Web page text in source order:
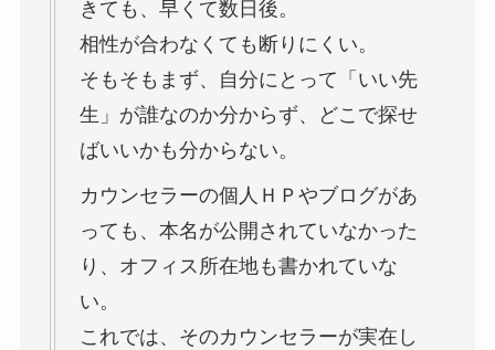
きても、早くて数日後。
相性が合わなくても断りにくい。
そもそもまず、自分にとって「いい先
生」が誰なのか分からず、どこで探せ
ばいいかも分からない。
カウンセラーの個人ＨＰやブログがあ
っても、本名が公開されていなかった
り、オフィス所在地も書かれていな
い。
これでは、そのカウンセラーが実在し